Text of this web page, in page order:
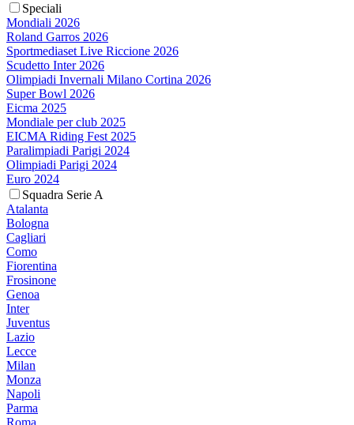
Speciali
Mondiali 2026
Roland Garros 2026
Sportmediaset Live Riccione 2026
Scudetto Inter 2026
Olimpiadi Invernali Milano Cortina 2026
Super Bowl 2026
Eicma 2025
Mondiale per club 2025
EICMA Riding Fest 2025
Paralimpiadi Parigi 2024
Olimpiadi Parigi 2024
Euro 2024
Squadra Serie A
Atalanta
Bologna
Cagliari
Como
Fiorentina
Frosinone
Genoa
Inter
Juventus
Lazio
Lecce
Milan
Monza
Napoli
Parma
Roma